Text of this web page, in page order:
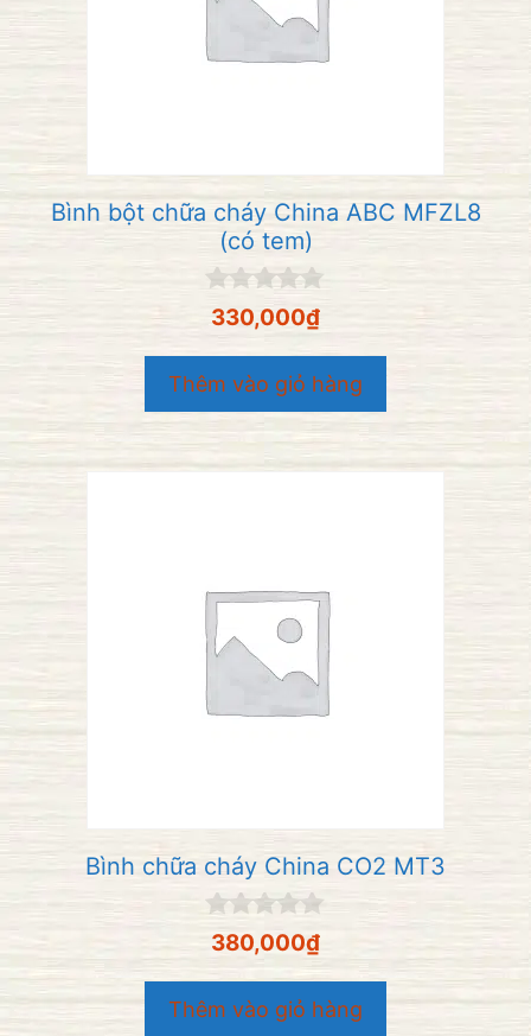
Bình bột chữa cháy China ABC MFZL8
(có tem)
0
n
g
o
à
i
330,000₫
Thêm vào giỏ hàng
Bình chữa cháy China CO2 MT3
0
n
g
o
à
380,000₫
Thêm vào giỏ hàng